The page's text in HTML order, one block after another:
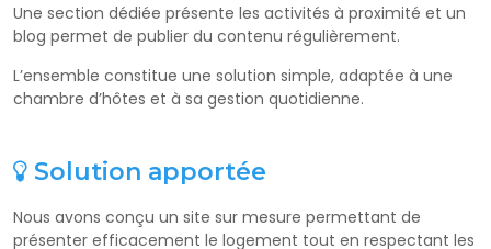
Une section dédiée présente les activités à proximité et un
blog permet de publier du contenu régulièrement.
L’ensemble constitue une solution simple, adaptée à une
chambre d’hôtes et à sa gestion quotidienne.
Solution apportée
Nous avons conçu un site sur mesure permettant de
présenter efficacement le logement tout en respectant les